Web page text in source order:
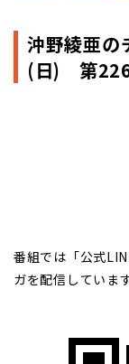
沖野綾亜
(日) 第
番組では「公式
ガを配信していま